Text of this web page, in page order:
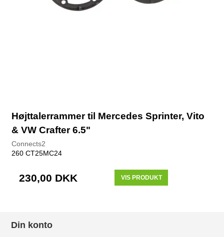
Højttalerrammer til Mercedes Sprinter, Vito
& VW Crafter 6.5"
Connects2
260 CT25MC24
230,00 DKK VIS PRODUKT
Din konto